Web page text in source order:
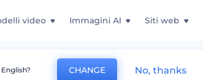
video Immagini AI Siti web
Recensione Gadget
CHANGE No, thanks